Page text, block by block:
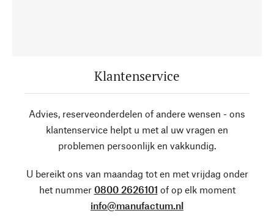
Klantenservice
Advies, reserveonderdelen of andere wensen - ons
klantenservice helpt u met al uw vragen en
problemen persoonlijk en vakkundig.
U bereikt ons van maandag tot en met vrijdag onder
het nummer 0800 2626101 of op elk moment
info@manufactum.nl